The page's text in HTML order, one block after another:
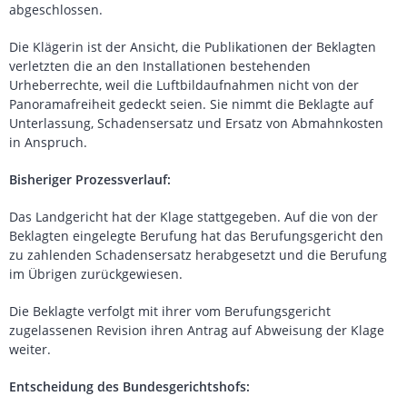
abgeschlossen.
Die Klägerin ist der Ansicht, die Publikationen der Beklagten
verletzten die an den Installationen bestehenden
Urheberrechte, weil die Luftbildaufnahmen nicht von der
Panoramafreiheit gedeckt seien. Sie nimmt die Beklagte auf
Unterlassung, Schadensersatz und Ersatz von Abmahnkosten
in Anspruch.
Bisheriger Prozessverlauf:
Das Landgericht hat der Klage stattgegeben. Auf die von der
Beklagten eingelegte Berufung hat das Berufungsgericht den
zu zahlenden Schadensersatz herabgesetzt und die Berufung
im Übrigen zurückgewiesen.
Die Beklagte verfolgt mit ihrer vom Berufungsgericht
zugelassenen Revision ihren Antrag auf Abweisung der Klage
weiter.
Entscheidung des Bundesgerichtshofs: